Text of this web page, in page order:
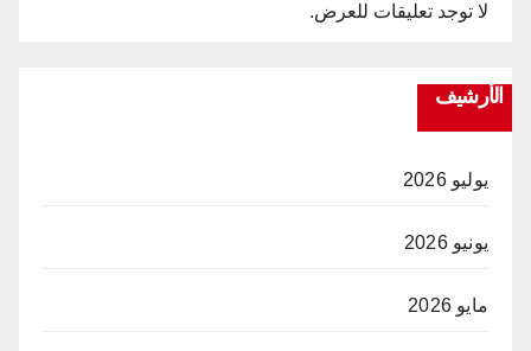
لا توجد تعليقات للعرض.
الأرشيف
يوليو 2026
يونيو 2026
مايو 2026